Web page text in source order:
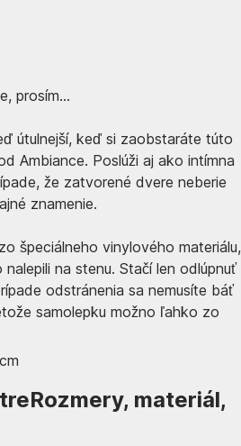
prosím...
útulnejší, keď si zaobstaráte túto
Ambiance. Poslúži aj ako intímna
že zatvorené dvere neberie
znamenie.
špeciálneho vinylového materiálu,
na stenu. Stačí len odlúpnuť
odstránenia sa nemusíte báť
samolepku možno ľahko zo
Rozmery, materiál,